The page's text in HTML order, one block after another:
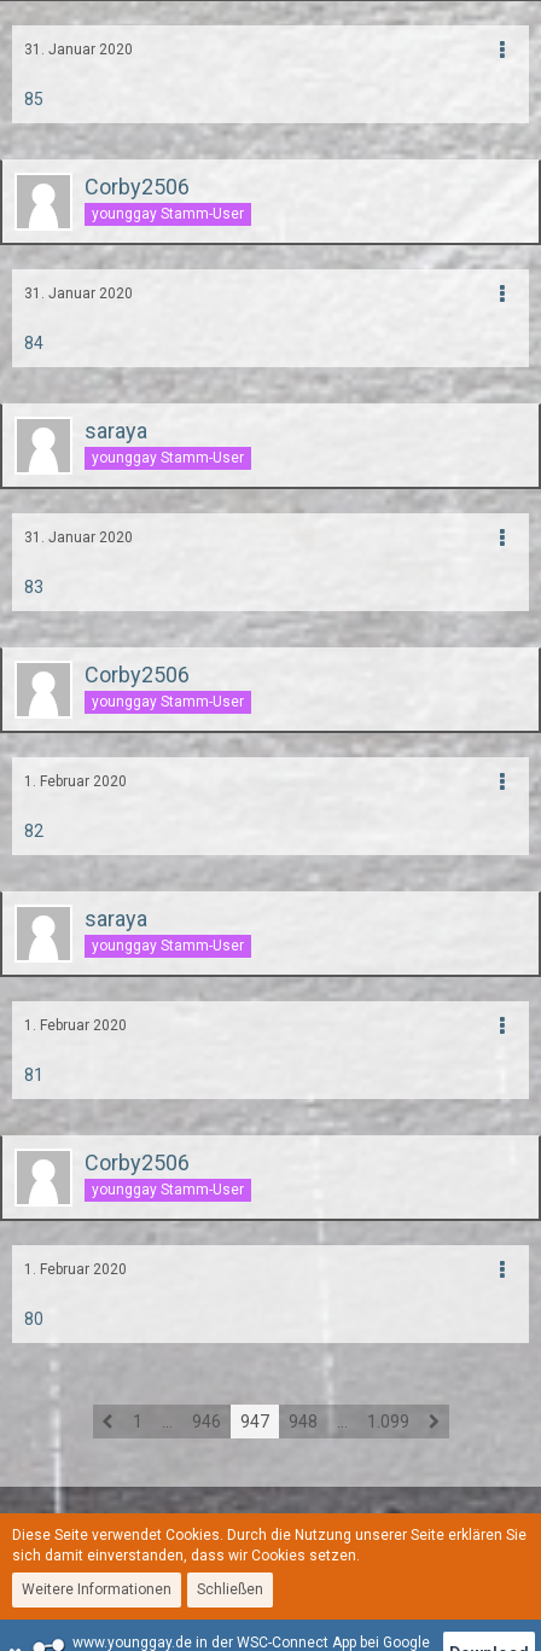
31. Januar 2020
85
Corby2506
younggay Stamm-User
31. Januar 2020
84
saraya
younggay Stamm-User
31. Januar 2020
83
Corby2506
younggay Stamm-User
1. Februar 2020
82
saraya
younggay Stamm-User
1. Februar 2020
81
Corby2506
younggay Stamm-User
1. Februar 2020
80
1 946 947 948 1.099
Regeln Datenschutzerklärung Kontakt
Stil:YoungGay
www.younggay.de in der WSC-Connect App bei Google
Diese Seite verwendet Cookies. Durch die Nutzung unserer Seite erklären Sie
sich damit einverstanden, dass wir Cookies setzen.
Weitere Informationen
Schließen